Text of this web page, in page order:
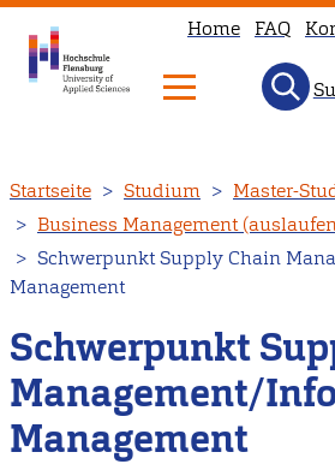
zum
Inhalt
Home FAQ
Startseite Studium
Master-
Business Management
Schwerpunkt Supply Chain
Management
Schwerpunkt
Management/
Management